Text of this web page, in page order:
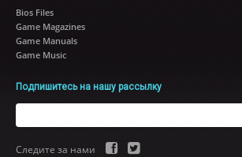
Bios Files
Game Magazines
Game Manuals
Game Music
Подпишитесь на нашу рассылку
Следите за нами